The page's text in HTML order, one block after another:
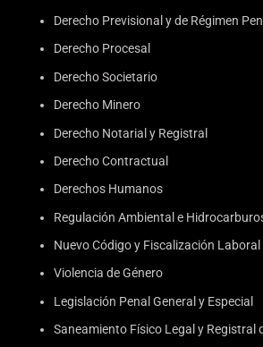
Derecho Previsional y de Régimen
Derecho Procesal
Derecho Societario
Derecho Minero
Derecho Notarial y Registral
Derecho Contractual
Derechos Humanos
Regulación Ambiental e
Nuevo Código y Fiscalización Laboral
Violencia de Género
Legislación Penal General y Especial
Saneamiento Físico Legal y Registral